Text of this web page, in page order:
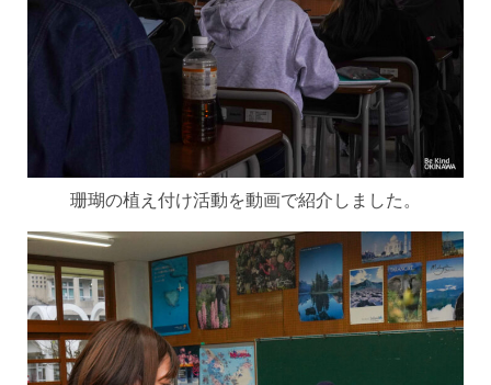
珊瑚の植え付け活動を動画で紹介しました。